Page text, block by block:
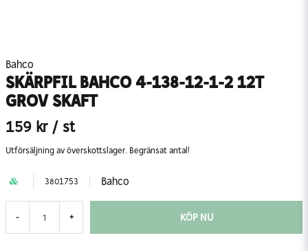
Bahco
SKÄRPFIL BAHCO 4-138-12-1-2 12T
GROV SKAFT
159 kr / st
Utförsäljning av överskottslager. Begränsat antal!
3801753 Bahco
- + KÖP NU